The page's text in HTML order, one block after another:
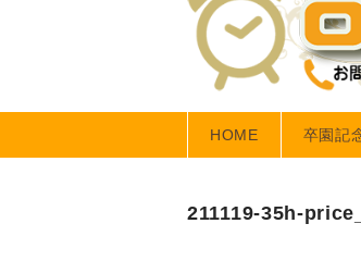
HOME 卒園記
211119-35h-